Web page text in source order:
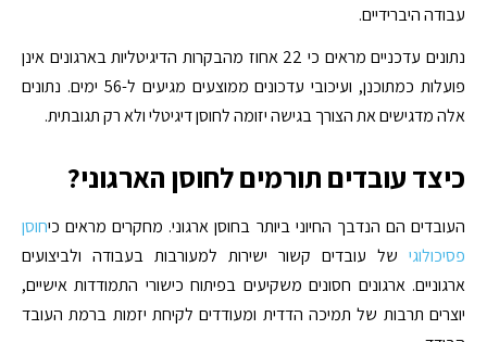
עבודה היברידיים.
נתונים עדכניים מראים כי 22 אחוז
מהבקרות הדיגיטליות בארגונים אינן
פועלות כמתוכנן, ועיכובי עדכונים ממוצעים מגיעים ל-56 ימים. נתונים
אלה מדגישים את הצורך בגישה יזומה לחוסן דיגיטלי ולא רק תגובתית.
כיצד עובדים תורמים לחוסן הארגוני?
העובדים הם הנדבך החיוני ביותר בחוסן ארגוני. מחקרים מראים כיחוסן
פסיכולוגי של עובדים קשור ישירות למעורבות בעבודה ולביצועים
ארגוניים. ארגונים חסונים משקיעים בפיתוח כישורי התמודדות אישיים,
יוצרים תרבות של תמיכה הדדית ומעודדים לקיחת יזמות ברמת העובד